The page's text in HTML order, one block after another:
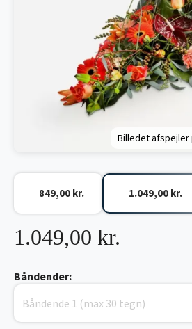
Billedet afspejler
1.049,00 kr.
849,00 kr. 1.049,00 kr.
Båndender: